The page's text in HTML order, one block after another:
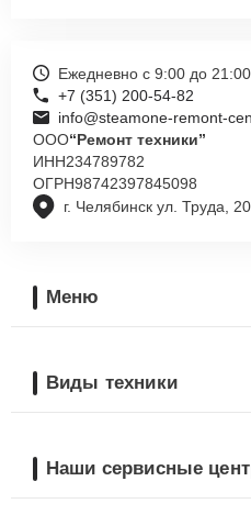
г. Челябинск ул. Труда,
Ежедневно с 9:00 до 21:00
+7 (351) 200-54-82
info@steamone-remont-
ООО“Ремонт техники”
ИНН234789782
ОГРН98742397845098
Меню
Виды техники
Наши сервисные